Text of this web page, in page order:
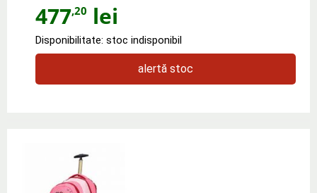
477,20 lei
Disponibilitate: stoc indisponibil
alertă stoc